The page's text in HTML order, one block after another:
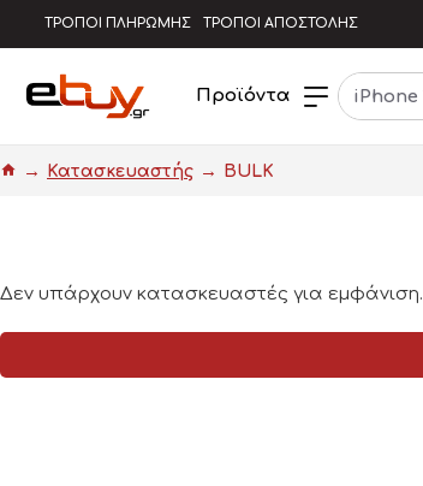
ΤΡΟΠΟΙ ΠΛΗΡΩΜΗΣ ΤΡΟΠΟΙ ΑΠΟΣΤΟΛΗΣ
Προϊόντα
Κατασκευαστής BULK
Δεν υπάρχουν κατασκευαστές για εμφάνιση.